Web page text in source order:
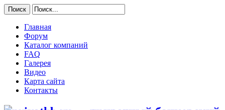
Главная
Форум
Каталог компаний
FAQ
Галерея
Видео
Карта сайта
Контакты